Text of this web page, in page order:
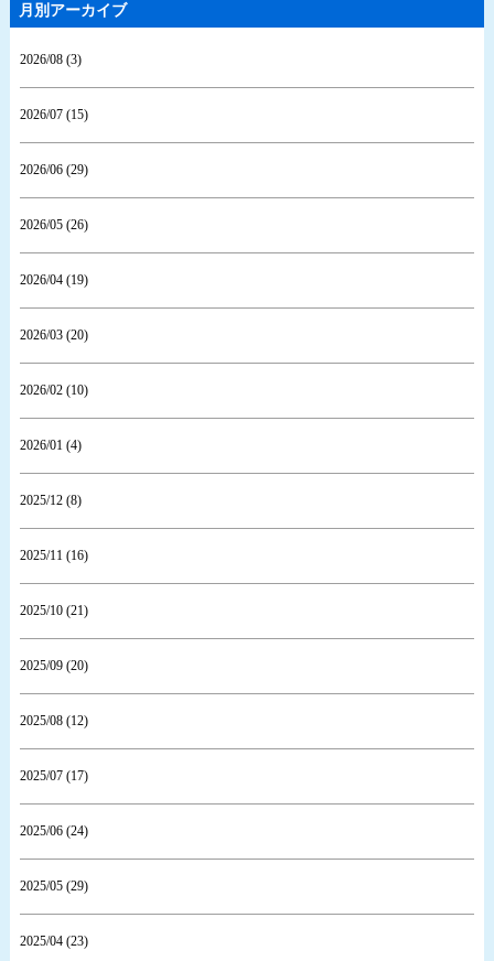
月別アーカイブ
2026/08 (3)
2026/07 (15)
2026/06 (29)
2026/05 (26)
2026/04 (19)
2026/03 (20)
2026/02 (10)
2026/01 (4)
2025/12 (8)
2025/11 (16)
2025/10 (21)
2025/09 (20)
2025/08 (12)
2025/07 (17)
2025/06 (24)
2025/05 (29)
2025/04 (23)